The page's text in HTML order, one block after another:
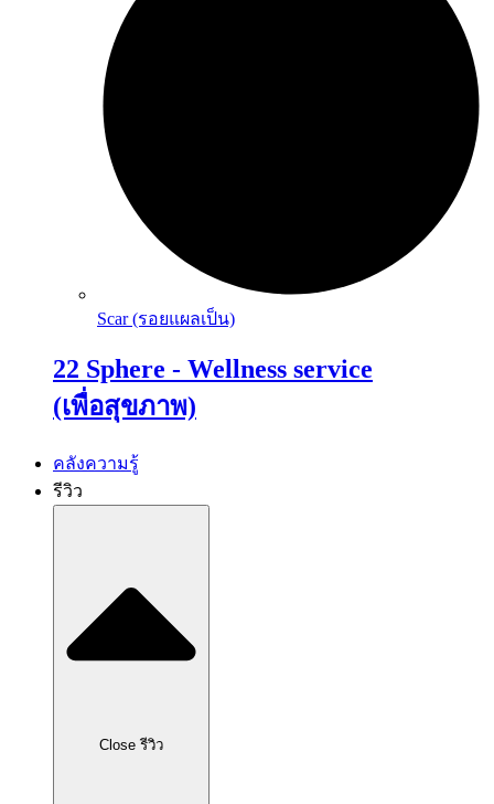
Scar (รอยแผลเป็น)
22 Sphere - Wellness service
(เพื่อสุขภาพ)
คลังความรู้
รีวิว
Close รีวิว